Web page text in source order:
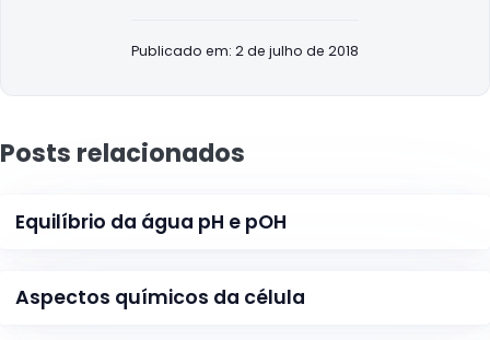
Publicado em: 2 de julho de 2018
Posts relacionados
Equilíbrio da água pH e pOH
Aspectos químicos da célula